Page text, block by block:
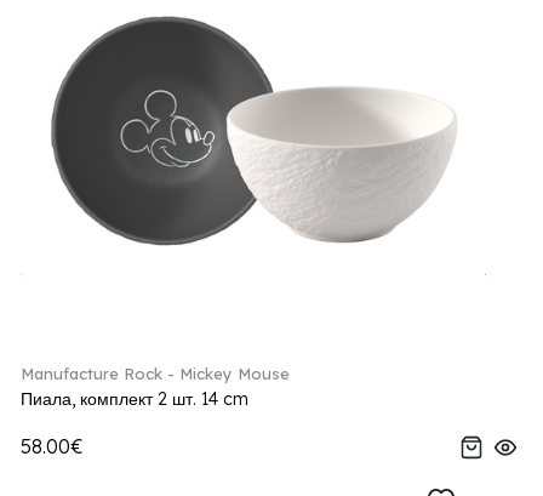
Manufacture Rock - Mickey Mouse
Пиала, комплект 2 шт. 14 cm
58.00€